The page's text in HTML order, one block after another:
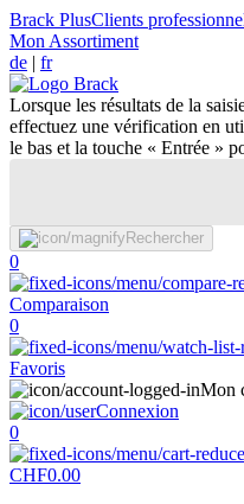
Brack PlusClients
Mon Assortiment
de | fr
Lorsque les résultats de la
effectuez une vérification en
le bas et la touche « Entrée »
Rechercher
0
Comparaison
0
Favoris
Mon
Connexion
0
CHF0.00